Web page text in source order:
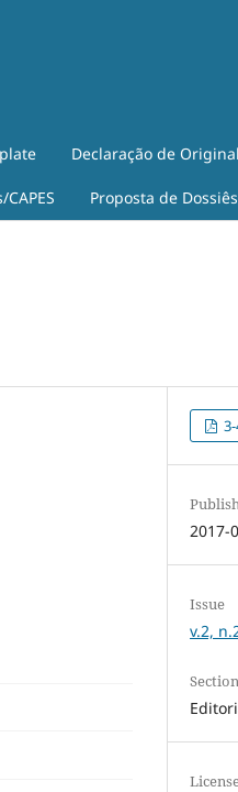
Declaração de
Proposta de Dossiês
2017-
Issue
v.2,
Section